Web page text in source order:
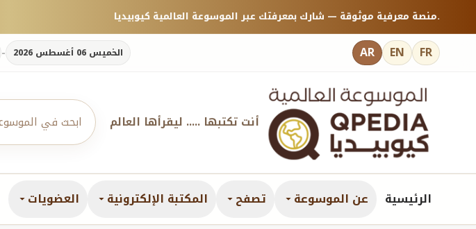
منصة معرفية موثوقة — شارك بمعرفتك عبر الموسوعة العالمية كيوبيديا.
الخميس 06 أغسطس 2026 - AR EN FR
أنت تكتبها ..... ليقرأها العالم
الرئيسية عن الموسوعة تصفح المكتبة الإلكترونية العضويات